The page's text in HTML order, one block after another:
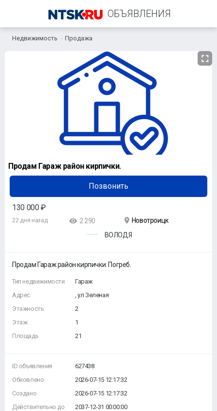
ОБЪЯВЛЕНИЯ
+7 (905) 889-42-23
Недвижимость Продажа
Продам Гараж район кирпички.
Позвонить
130 000 ₽
22 дня назад 2 290
Новотроицк
ВОЛОДЯ
Продам Гараж район кирпички. Погреб.
Тип недвижимости
Адрес
Этажность
Этаж
Площадь
Гараж
, ул Зеленая
2
1
21
ID объявления
Обновлено
Создано
Действительно до
627438
2026-07-15 12:17:32
2026-07-15 12:17:32
2037-12-31 00:00:00